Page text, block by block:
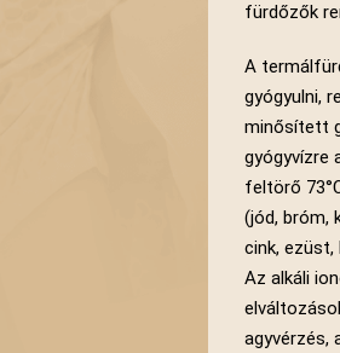
fürdőzők
A
gyógyulni,
minősített
gyógyvízre
feltörő
(jód, bróm,
cink, ezüst,
Az alkáli
agyvérzés,